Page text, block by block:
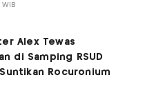
Alex Tewas
di Samping RSUD
Rocuronium